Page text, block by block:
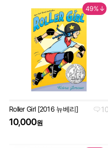
49%↓
Roller Girl [2016 뉴베리]
10,000원